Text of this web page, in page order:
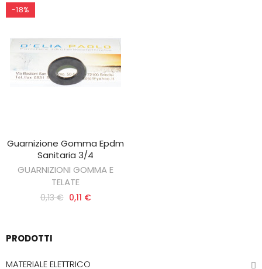
-18%
AGGIUNGI AL CARRELLO
Guarnizione Gomma Epdm
Sanitaria 3/4
GUARNIZIONI GOMMA E
TELATE
0,13 € 0,11 €
PRODOTTI
MATERIALE ELETTRICO